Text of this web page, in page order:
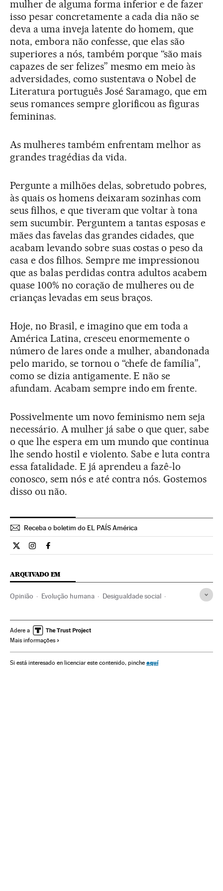
mulher de alguma forma inferior e de fazer
isso pesar concretamente a cada dia não se
deva a uma inveja latente do homem, que
nota, embora não confesse, que elas são
superiores a nós, também porque “são mais
capazes de ser felizes” mesmo em meio às
adversidades, como sustentava o Nobel de
Literatura português José Saramago, que em
seus romances sempre glorificou as figuras
femininas.
As mulheres também enfrentam melhor as
grandes tragédias da vida.
Pergunte a milhões delas, sobretudo pobres,
às quais os homens deixaram sozinhas com
seus filhos, e que tiveram que voltar à tona
sem sucumbir. Perguntem a tantas esposas e
mães das favelas das grandes cidades, que
acabam levando sobre suas costas o peso da
casa e dos filhos. Sempre me impressionou
que as balas perdidas contra adultos acabem
quase 100% no coração de mulheres ou de
crianças levadas em seus braços.
Hoje, no Brasil, e imagino que em toda a
América Latina, cresceu enormemente o
número de lares onde a mulher, abandonada
pelo marido, se tornou o “chefe de família”,
como se dizia antigamente. E não se
afundam. Acabam sempre indo em frente.
Possivelmente um novo feminismo nem seja
necessário. A mulher já sabe o que quer, sabe
o que lhe espera em um mundo que continua
lhe sendo hostil e violento. Sabe e luta contra
essa fatalidade. E já aprendeu a fazê-lo
conosco, sem nós e até contra nós. Gostemos
disso ou não.
Receba o boletim do EL PAÍS América
Opiniao El País Brasil en Twitter
Opiniao El País Brasil en Instagram
Opiniao El País Brasil en Facebook
ARQUIVADO EM
Opinião Evolução humana Desigualdade social
Mulheres ciência Cientistas
Planeta Futuro
Adere a
Mais informações
Si está interesado en licenciar este contenido, pinche aquí